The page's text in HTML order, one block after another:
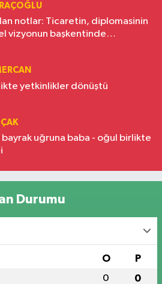
notlar: Ticaretin, diplomasinin
vizyonun başkentinde
yetkinlikler dönüştü
bayrak uğruna baba - oğul birlikte
Durumu
O P
0 0